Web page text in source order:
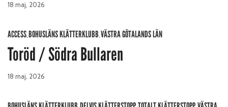
18 maj, 2026
ACCESS,BOHUSLÄNS KLÄTTERKLUBB,VÄSTRA GÖTALANDS LÄN
Toröd / Södra Bullaren
18 maj, 2026